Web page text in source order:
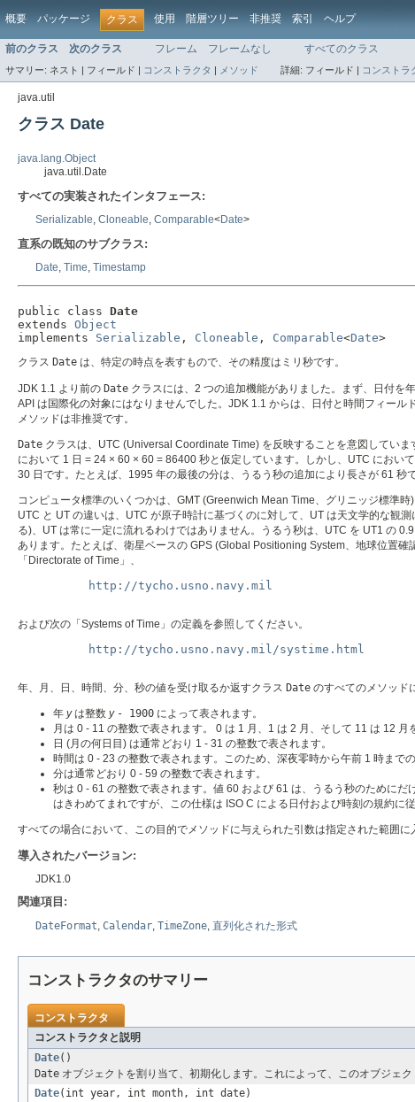
概要 パッケージ クラス 使用 階層ツリー 非推奨 索引 ヘルプ
前のクラス 次のクラス フレーム フレームなし すべてのクラス
サマリー: ネスト | フィールド | コンストラクタ | メソッド 詳細: フィールド | コンストラ
java.util
クラス Date
java.lang.Object
java.util.Date
すべての実装されたインタフェース:
Serializable, Cloneable, Comparable<Date>
直系の既知のサブクラス:
Date, Time, Timestamp
public class Date
extends Object
implements Serializable , Cloneable , Comparable<Date>
クラス Date は、特定の時点を表すもので、その精度はミリ秒です。
JDK 1.1 より前の Date クラスには、2 つの追加機能がありました。まず、日付を
API は国際化の対象にはなりませんでした。JDK 1.1 からは、日付と時間フィール
メソッドは非推奨です。
Date クラスは、UTC (Universal Coordinate Time) を反映することを意図してい
において 1 日 = 24 × 60 × 60 = 86400 秒と仮定しています。しかし、UTC におい
30 日です。たとえば、1995 年の最後の分は、うるう秒の追加により長さが 61 秒
コンピュータ標準のいくつかは、GMT (Greenwich Mean Time、グリニッジ標準
UTC と UT の違いは、UTC が原子時計に基づくのに対して、UT は天文学的な観
る)、UT は常に一定に流れるわけではありません。うるう秒は、UTC を UT1 の
あります。たとえば、衛星ベースの GPS (Global Positioning System、地球位置
「Directorate of Time」、
http://tycho.usno.navy.mil
および次の「Systems of Time」の定義を参照してください。
http://tycho.usno.navy.mil/systime.html
年、月、日、時間、分、秒の値を受け取るか返すクラス Date のすべてのメソッド
年 yは整数 y - 1900 によって表されます。
月は 0 - 11 の整数で表されます。 0 は 1 月、1 は 2 月、そして 11 は 12 月
日 (月の何日目) は通常どおり 1 - 31 の整数で表されます。
時間は 0 - 23 の整数で表されます。このため、深夜零時から午前 1 時まで
分は通常どおり 0 - 59 の整数で表されます。
秒は 0 - 61 の整数で表されます。値 60 および 61 は、うるう秒のために
はきわめてまれですが、この仕様は ISO C による日付および時刻の規約に従
すべての場合において、この目的でメソッドに与えられた引数は指定された範囲
導入されたバージョン:
JDK1.0
関連項目:
DateFormat, Calendar, TimeZone, 直列化された形式
コンストラクタのサマリー
コンストラクタ
コンストラクタと説明
Date()
Date オブジェクトを割り当て、初期化します。これによって、このオブジェ
Date(int year, int month, int date)